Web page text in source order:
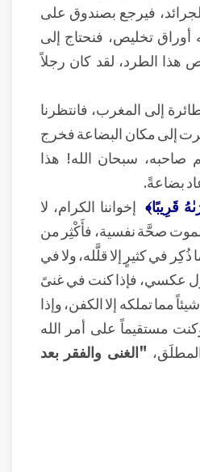
فيرجع بصندوق على
أوراق تخليص، فنحتاج إلى
الطرد، لقد كان رجلاً
إلى المغرب، فانتظرنا
إلى مكان البضاعة فخرج
سبحان الله! هذا
بضاعةً.
قَرِيبًا﴾ إخواننا الكرام، لا
صحَّة نفسية، فأَكْثِر من
في كثيرٍ إلا قلَّله، ولا في
عكسي، فإذا كنت في غنىً
مما تملكه إلا الكفن، وإذا
مستقيماً على أمر الله
"الغنى والفقر بعد